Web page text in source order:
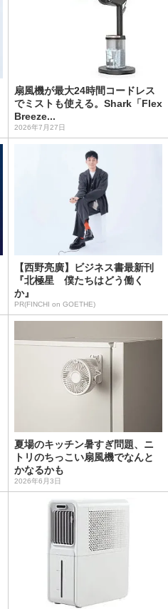
扇風機が最大24時間コードレス
でミストも使える。Shark「Flex
Breeze...
2026年7月27日
【西野亮廣】ビジネス書最新刊
『北極星 僕たちはどう働く
か』
PR(FINCHI on GOETHE)
夏場のキッチン暑すぎ問題、ニ
トリのちっこい扇風機でなんと
かなるかも
2026年6月3日